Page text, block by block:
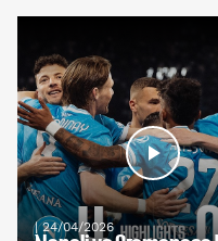
| 24/04/2026